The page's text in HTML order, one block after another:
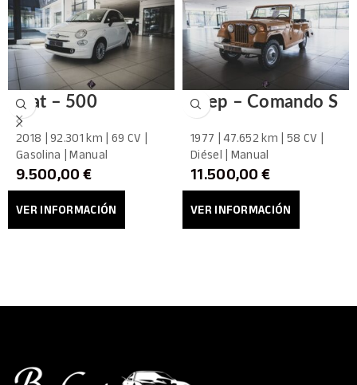
Fiat – 500
2018 | 92.301 km | 69 CV |
Gasolina | Manual
9.500,00€
VER INFORMACIÓN
Jeep – Comando S
1977 | 47.652 km | 58 CV |
Diésel | Manual
11.500,00€
VER INFORMACIÓN